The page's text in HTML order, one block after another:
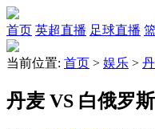
首页 英超直播 足球直播
当前位置: 首页 > 娱乐 >
丹麦 VS 白俄罗斯